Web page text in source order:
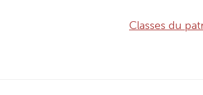
Classes du